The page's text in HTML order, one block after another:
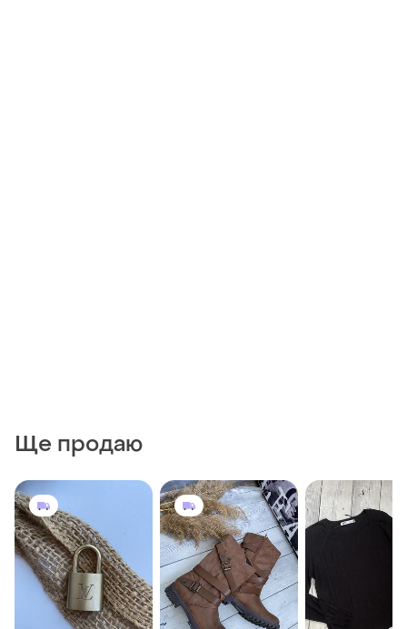
Ще продаю